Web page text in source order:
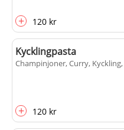
+ 120 kr
Kycklingpasta
Champinjoner, Curry,
+ 120 kr